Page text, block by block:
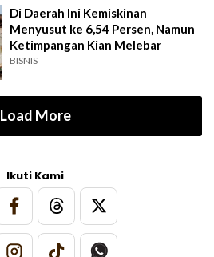
Di Daerah Ini Kemiskinan
Menyusut ke 6,54 Persen, Namun
Ketimpangan Kian Melebar
BISNIS
Load More
Ikuti Kami